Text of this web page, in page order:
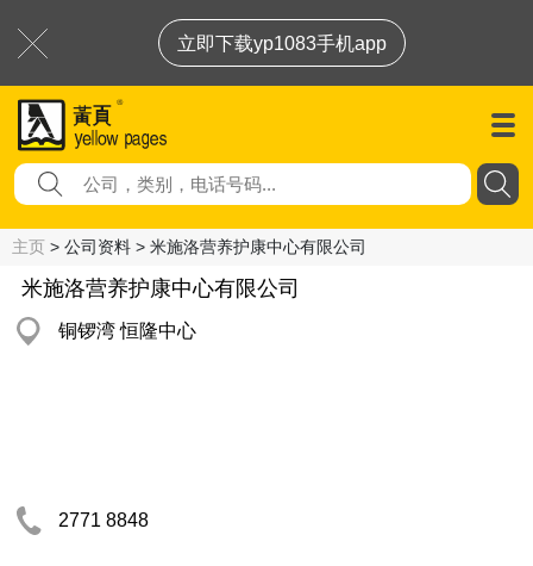
立即下载yp1083手机app
主页 > 公司资料 > 米施洛营养护康中心有限公司
米施洛营养护康中心有限公司
铜锣湾 恒隆中心
2771 8848